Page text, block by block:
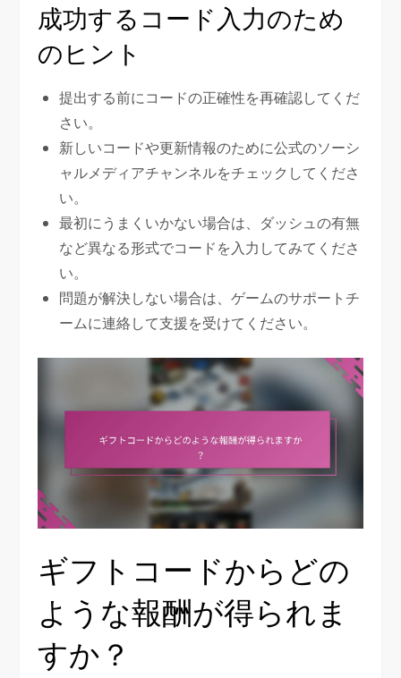
成功するコード入力のため
のヒント
提出する前にコードの正確性を再確認してくだ
さい。
新しいコードや更新情報のために公式のソーシ
ャルメディアチャンネルをチェックしてくださ
い。
最初にうまくいかない場合は、ダッシュの有無
など異なる形式でコードを入力してみてくださ
い。
問題が解決しない場合は、ゲームのサポートチ
ームに連絡して支援を受けてください。
ギフトコードからどの
ような報酬が得られま
すか？